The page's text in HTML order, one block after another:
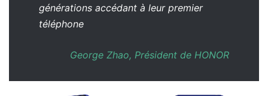
générations accédant à leur premier
téléphone
George Zhao, Président de HONOR